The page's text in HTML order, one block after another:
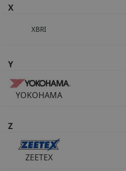
X
XBRI
Y
YOKOHAMA
Z
ZEETEX